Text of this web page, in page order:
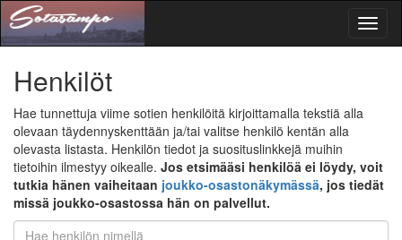
Henkilöt
Hae tunnettuja viime sotien henkilöitä kirjoittamalla tekstiä alla
olevaan täydennyskenttään ja/tai valitse henkilö kentän alla
olevasta listasta. Henkilön tiedot ja suosituslinkkejä muihin
tietoihin ilmestyy oikealle. Jos etsimääsi henkilöä ei löydy, voit
tutkia hänen vaiheitaan joukko-osastonäkymässä, jos tiedät
missä joukko-osastossa hän on palvellut.